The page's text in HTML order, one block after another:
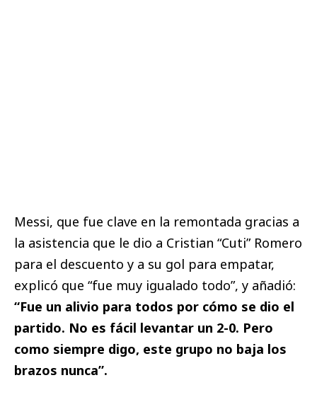
Messi, que fue clave en la remontada gracias a
la asistencia que le dio a Cristian “Cuti” Romero
para el descuento y a su gol para empatar,
explicó que “fue muy igualado todo”, y añadió:
“Fue un alivio para todos por cómo se dio el
partido. No es fácil levantar un 2-0. Pero
como siempre digo, este grupo no baja los
brazos nunca”.